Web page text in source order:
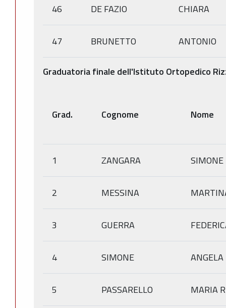
46 DE FAZIO CHIARA
47 BRUNETTO ANTONIO
Graduatoria finale dell'Istituto Ortopedico
Grad. Cognome Nome
1 ZANGARA SIMONE
2 MESSINA
3 GUERRA
4 SIMONE ANGELA
5 PASSARELLO MARIA